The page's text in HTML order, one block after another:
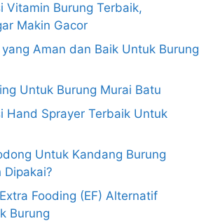
Vitamin Burung Terbaik,
Makin Gacor
Aman dan Baik Untuk Burung
Untuk Burung Murai Batu
Hand Sprayer Terbaik Untuk
Untuk Kandang Burung
Dipakai?
Fooding (EF) Alternatif
Burung